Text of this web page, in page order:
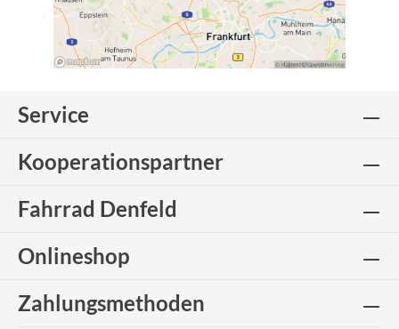
Service
Kooperationspartner
Fahrrad Denfeld
Onlineshop
Zahlungsmethoden